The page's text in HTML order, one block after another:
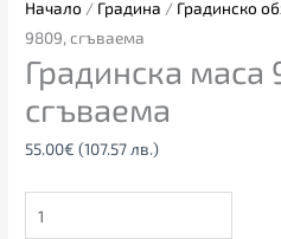
Начало / Градина / Градинско
9809, сгъваема
Градинска маса
сгъваема
55.00€ (107.57 лв.)